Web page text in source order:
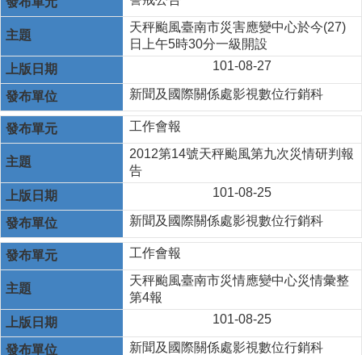
天秤颱風臺南市災害應變中心於今(27)
日上午5時30分一級開設
101-08-27
新聞及國際關係處影視數位行銷科
工作會報
2012第14號天秤颱風第九次災情研判報
告
101-08-25
新聞及國際關係處影視數位行銷科
工作會報
天秤颱風臺南市災情應變中心災情彙整
第4報
101-08-25
新聞及國際關係處影視數位行銷科